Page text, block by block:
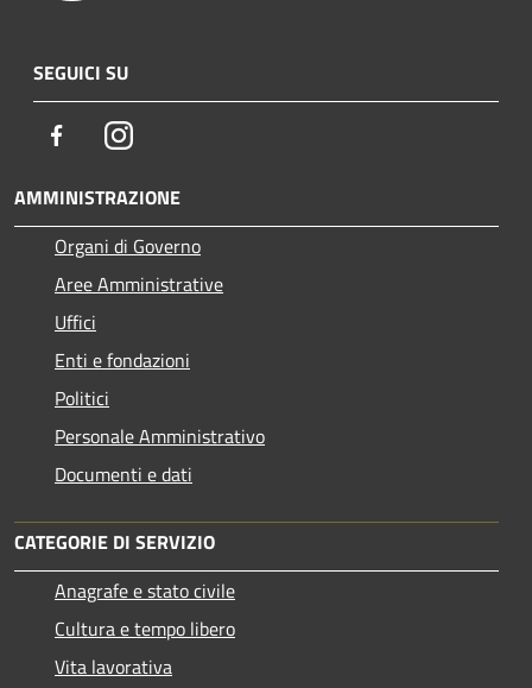
SEGUICI SU
FacebookInstagram
AMMINISTRAZIONE
Organi di Governo
Aree Amministrative
Uffici
Enti e fondazioni
Politici
Personale Amministrativo
Documenti e dati
CATEGORIE DI SERVIZIO
Anagrafe e stato civile
Cultura e tempo libero
Vita lavorativa